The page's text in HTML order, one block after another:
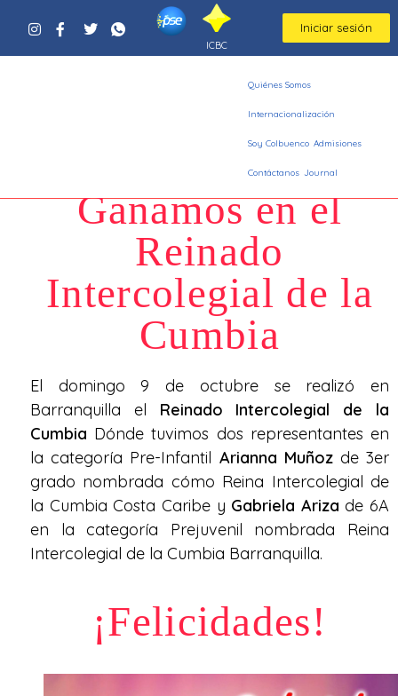
ICBC
Iniciar sesión
Quiénes Somos
Internacionalización
Soy Colbuenco Admisiones
Contáctanos Journal
Ganamos en el
Reinado
Intercolegial de la
Cumbia
El domingo 9 de octubre se realizó en
Barranquilla el Reinado Intercolegial de la
Cumbia Dónde tuvimos dos representantes en
la categoría Pre-Infantil Arianna Muñozde 3er
grado nombrada cómo Reina Intercolegial de
la Cumbia Costa Caribe y Gabriela Ariza de 6A
en la categoría Prejuvenil nombrada Reina
Intercolegial de la Cumbia Barranquilla.
¡Felicidades!